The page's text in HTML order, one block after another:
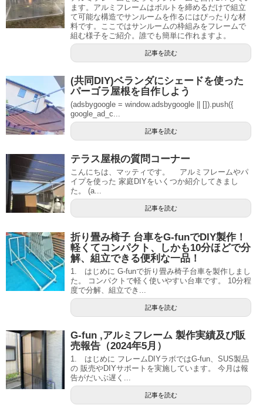
ます。アルミフレームはボルトを締めるだけで組立
て可能な構造でサンルームを作るにはぴったりな材
料です。ここではサンルームの枠組みをフレームで
組む様子をご紹介。誰でも簡単に作れますよ。
記事を読む
(共同DIY)ベランダにシェードを使った
パーゴラ屋根を自作しよう
(adsbygoogle = window.adsbygoogle || []).push({
google_ad_c...
記事を読む
テラス屋根の質問コーナー
こんにちは、マッティです。 アルミフレームやパ
イプを使った 家庭DIYをいくつか紹介してきまし
た。 (a...
記事を読む
折り畳み椅子 台車をG-funでDIY製作！
軽くてコンパクト、しかも10分ほどで分
解、組立できる便利な一品！
1. はじめに G-funで折り畳み椅子台車を製作しまし
た。 コンパクトで軽く使いやすい台車です。 10分程
度で分解、組立でき...
記事を読む
G-fun ,アルミフレーム 製作実績及び販
売報告（2024年5月）
1. はじめに フレームDIYラボではG-fun、SUS製品
の 販売やDIYサポートを実施しています。 今月は報
告がだいぶ遅く...
記事を読む